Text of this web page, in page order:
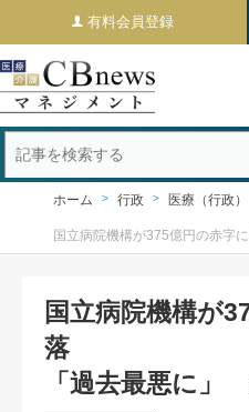
有料会員登録
ホーム 行政 医療（行政）
国立病院機構が375億円の赤字
国立病院機構が
落
「過去最悪に」